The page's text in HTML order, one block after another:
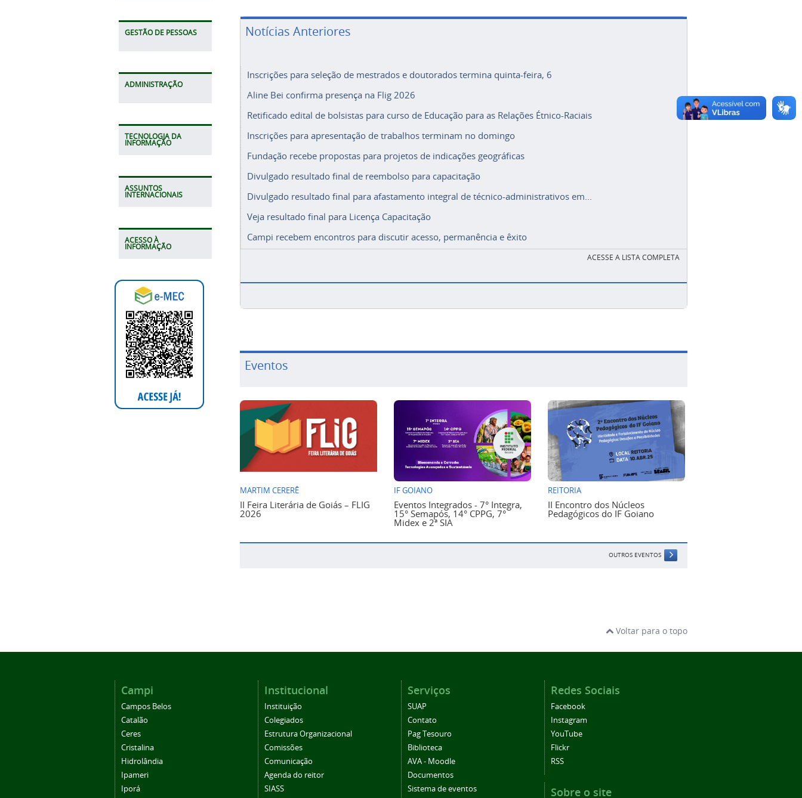
GESTÃO DE PESSOAS
ADMINISTRAÇÃO
TECNOLOGIA DA
INFORMAÇÃO
ASSUNTOS
INTERNACIONAIS
ACESSO À
INFORMAÇÃO
Notícias Anteriores
Inscrições para seleção de mestrados e doutorados termina quinta-feira, 6
Aline Bei confirma presença na Flig 2026
Retificado edital de bolsistas para curso de Educação para as Relações Étnico-Raciais
Inscrições para apresentação de trabalhos terminam no domingo
Fundação recebe propostas para projetos de indicações geográficas
Divulgado resultado final de reembolso para capacitação
Divulgado resultado final para afastamento integral de técnico-administrativos em...
Veja resultado final para Licença Capacitação
Campi recebem encontros para discutir acesso, permanência e êxito
ACESSE A LISTA COMPLETA
Eventos
MARTIM CERERÊ
II Feira Literária de Goiás – FLIG
2026
IF GOIANO
Eventos Integrados - 7° Integra,
15° Semapós, 14° CPPG, 7°
Midex e 2ª SIA
REITORIA
II Encontro dos Núcleos
Pedagógicos do IF Goiano
OUTROS EVENTOS
Voltar para o topo
Campi
Campos Belos
Catalão
Ceres
Cristalina
Hidrolândia
Ipameri
Iporá
Institucional
Instituição
Colegiados
Estrutura Organizacional
Comissões
Comunicação
Agenda do reitor
SIASS
Serviços
SUAP
Contato
Pag Tesouro
Biblioteca
AVA - Moodle
Documentos
Sistema de eventos
Redes Sociais
Facebook
Instagram
YouTube
Flickr
RSS
Sobre o site